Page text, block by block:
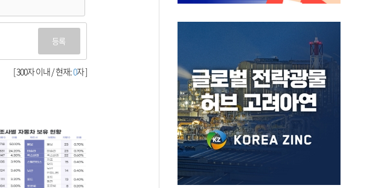
등록
[ 300자 이내 / 현재:0자 ]